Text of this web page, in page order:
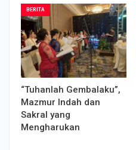
BERITA
“Tuhanlah Gembalaku”,
Mazmur Indah dan
Sakral yang
Mengharukan